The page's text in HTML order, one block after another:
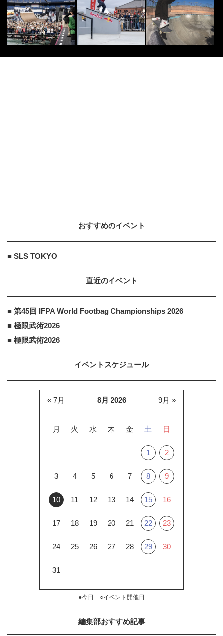
おすすめのイベント
■ SLS TOKYO
直近のイベント
■ 第45回 IFPA World Footbag Championships 2026
■ 極限武術2026
■ 極限武術2026
イベントスケジュール
8月 2026
月 火 水 木 金 土 日
1 2
3 4 5 6 7 8 9
10 11 12 13 14 15 16
17 18 19 20 21 22 23
24 25 26 27 28 29 30
31
« 7月 9月 »
●今日 ○イベント開催日
編集部おすすめ記事